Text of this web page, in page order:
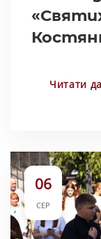
Читати
06
СЕР